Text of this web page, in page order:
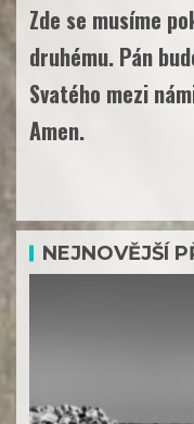
Zde se musíme
druhému. Pán
Svatého mezi
Amen.
NEJNOVĚJŠÍ